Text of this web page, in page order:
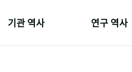
기관 역사 연구 역사